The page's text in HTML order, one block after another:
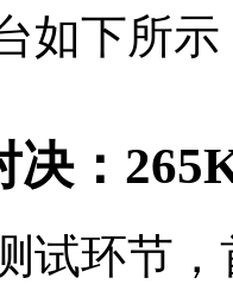
如下所示
决：
试环节